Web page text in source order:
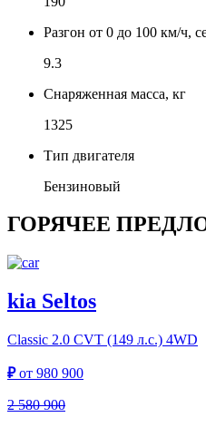
Разгон от 0 до 100 км/ч,
9.3
Снаряженная масса, кг
1325
Тип двигателя
Бензиновый
ГОРЯЧЕЕ
kia Seltos
Classic 2.0 CVT (149 л.с.) 4WD
₽от 980 900
2 580 900